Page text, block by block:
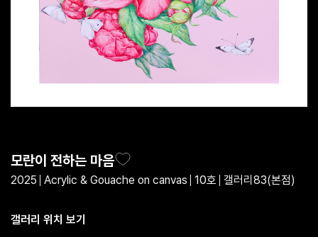
모란이 전하는 마음
2025 Acrylic & Gouache on canvas 10호 갤러리83(본점)
갤러리 위치 보기